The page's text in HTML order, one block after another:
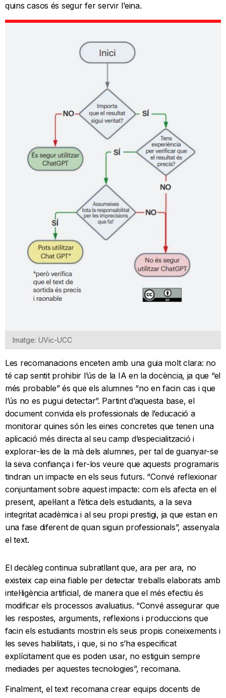
quins casos és segur fer servir l’eina.
Imatge: UVic-UCC
Les recomanacions enceten amb una guia molt clara: no
té cap sentit prohibir l’ús de la IA en la docència, ja que “el
més probable” és que els alumnes “no en facin cas i que
l’ús no es pugui detectar”. Partint d’aquesta base, el
document convida els professionals de l’educació a
monitorar quines són les eines concretes que tenen una
aplicació més directa al seu camp d’especialització i
explorar-les de la mà dels alumnes, per tal de guanyar-se
la seva confiança i fer-los veure que aquests programaris
tindran un impacte en els seus futurs. “Convé reflexionar
conjuntament sobre aquest impacte: com els afecta en el
present, apel·lant a l’ètica dels estudiants, a la seva
integritat acadèmica i al seu propi prestigi, ja que estan en
una fase diferent de quan siguin professionals”, assenyala
el text.
El decàleg continua subratllant que, ara per ara, no
existeix cap eina fiable per detectar treballs elaborats amb
intel·ligència artificial, de manera que el més efectiu és
modificar els processos avaluatius. “Convé assegurar que
les respostes, arguments, reflexions i produccions que
facin els estudiants mostrin els seus propis coneixements i
les seves habilitats, i que, si no s’ha especificat
explícitament que es poden usar, no estiguin sempre
mediades per aquestes tecnologies”, recomana.
Finalment, el text recomana crear equips docents de